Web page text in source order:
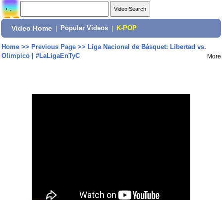
Video Home Popular Videos K-POP
Home>> Previous Page>> Liga Nacional de Básquet: Libertad vs.
Olimpico | #LaLigaEnTyC
More